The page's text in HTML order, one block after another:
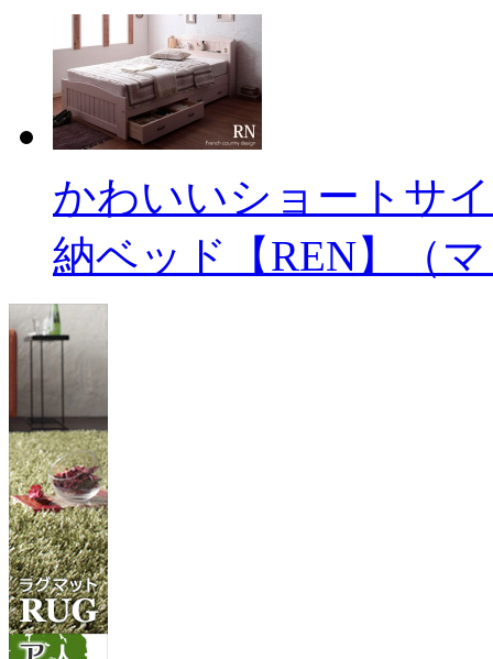
かわいいショートサ
納ベッド【REN】（